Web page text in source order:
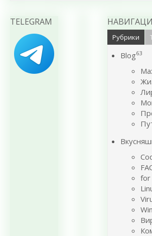
TELEGRAM
Рубрики
Blog63
for